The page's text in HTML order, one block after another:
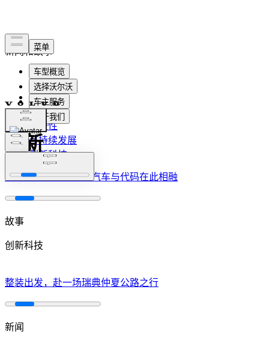
新闻和故事
最新
电气化
安全性
可持续发展
创新科技
最新
探访软件测试中心：汽车与代码在此相融
故事
创新科技
整装出发，赴一场瑞典仲夏公路之行
新闻